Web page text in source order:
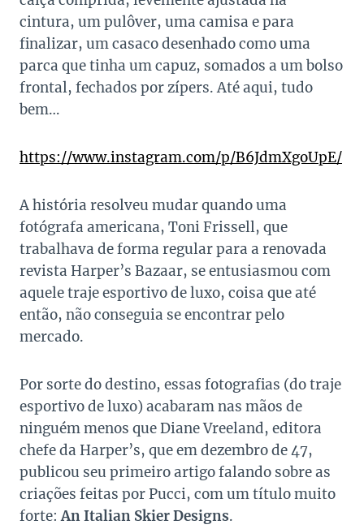
cintura, um pulôver, uma camisa e para
finalizar, um casaco desenhado como uma
parca que tinha um capuz, somados a um bolso
frontal, fechados por zípers. Até aqui, tudo
bem…
https://www.instagram.com/p/B6JdmXgoUpE/
A história resolveu mudar quando uma
fotógrafa americana, Toni Frissell, que
trabalhava de forma regular para a renovada
revista Harper’s Bazaar, se entusiasmou com
aquele traje esportivo de luxo, coisa que até
então, não conseguia se encontrar pelo
mercado.
Por sorte do destino, essas fotografias (do traje
esportivo de luxo) acabaram nas mãos de
ninguém menos que Diane Vreeland, editora
chefe da Harper’s, que em dezembro de 47,
publicou seu primeiro artigo falando sobre as
criações feitas por Pucci, com um título muito
forte:An Italian Skier Designs.